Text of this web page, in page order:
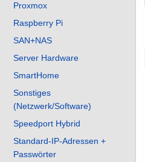
Proxmox
Raspberry Pi
SAN+NAS
Server Hardware
SmartHome
Sonstiges
(Netzwerk/Software)
Speedport Hybrid
Standard-IP-Adressen +
Passwörter